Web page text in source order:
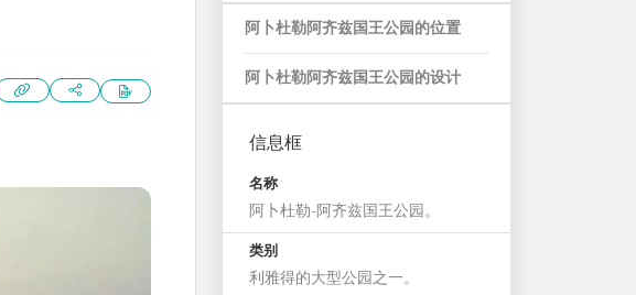
阿卜杜勒阿齐兹国王公园的位置
阿卜杜勒阿齐兹国王公园的设计
信息框
名称
阿卜杜勒-阿齐兹国王公园。
类别
利雅得的大型公园之一。